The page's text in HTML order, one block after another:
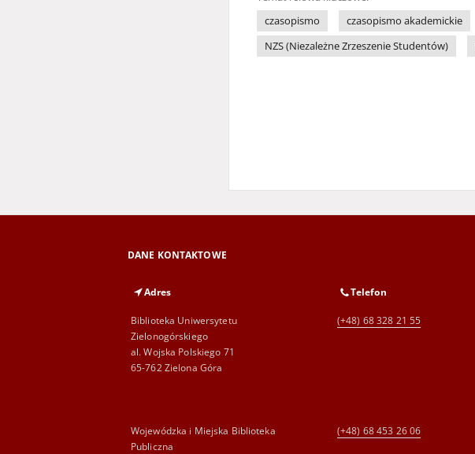
czasopismo
czasopismo akademickie
NZS (Niezależne Zrzeszenie Studentów)
DANE KONTAKTOWE
Adres
Biblioteka Uniwersytetu
Zielonogórskiego
al. Wojska Polskiego 71
65-762 Zielona Góra
Telefon
(+48) 68 328 21 55
Wojewódzka i Miejska Biblioteka
Publiczna
(+48) 68 453 26 06